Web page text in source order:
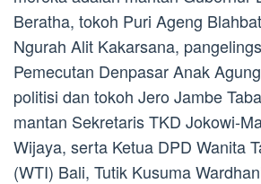
Beratha, tokoh Puri Ageng
Ngurah Alit Kakarsana,
Pemecutan Denpasar Anak
politisi dan tokoh Jero Jambe
mantan Sekretaris TKD Jokowi-
Wijaya, serta Ketua DPD Wanita
(WTI) Bali, Tutik Kusuma